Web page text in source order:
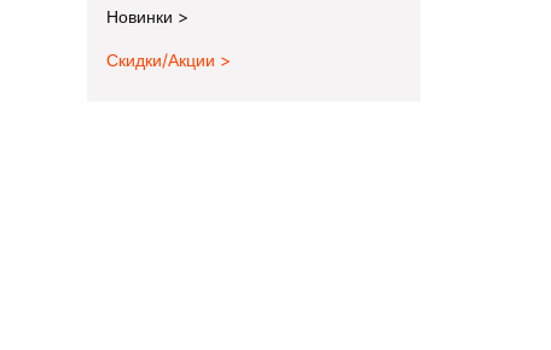
Новинки
Скидки/Акции